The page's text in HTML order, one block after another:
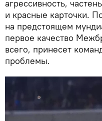
агрессивность,
и красные карточки.
на предстоящем
первое качество
всего, принесет
проблемы.